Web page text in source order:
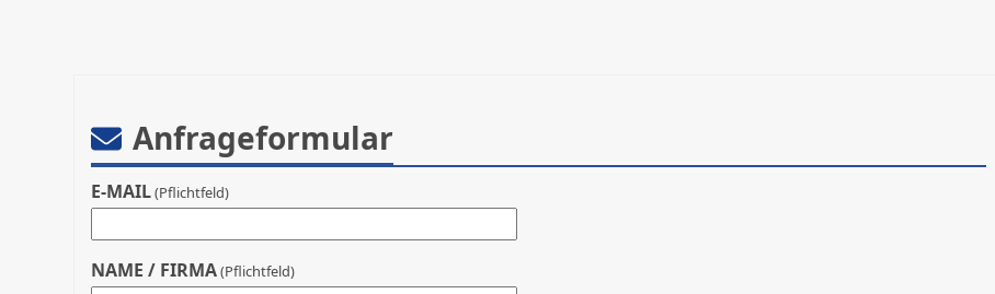
Anfrageformular
E-MAIL(Pflichtfeld)
NAME / FIRMA(Pflichtfeld)